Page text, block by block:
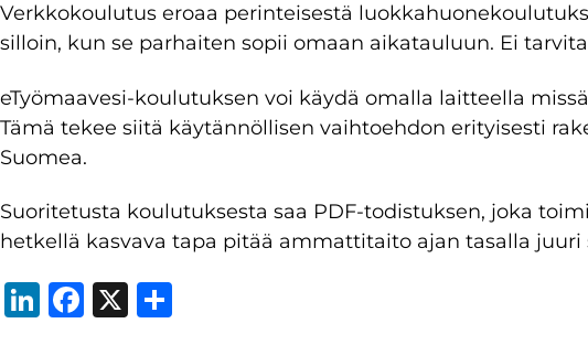
Verkkokoulutus eroaa perinteisestä
silloin, kun se parhaiten sopii omaan aikatauluun. Ei
eTyömaavesi-koulutuksen voi käydä omalla laitteella
Tämä tekee siitä käytännöllisen vaihtoehdon erityisesti
Suomea.
Suoritetusta koulutuksesta saa PDF-todistuksen, joka
hetkellä kasvava tapa pitää ammattitaito ajan tasalla
LinkedIn
Facebook
X